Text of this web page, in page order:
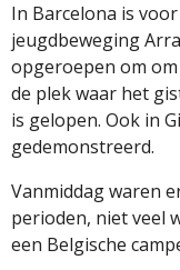
In Barcelona is
jeugdbeweging
opgeroepen om
de plek waar het
is gelopen. Ook in
gedemonstreerd.
Vanmiddag waren
perioden, niet veel
een Belgische